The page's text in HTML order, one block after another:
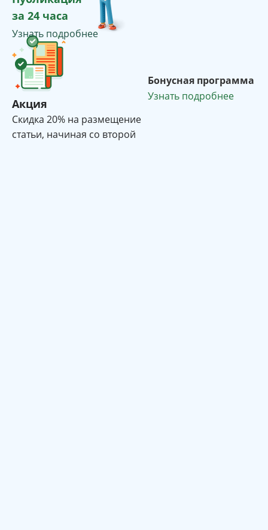
за 24 часа
Узнать подробнее
Акция
Cкидка 20% на размещение
статьи, начиная со второй
Бонусная программа
Узнать подробнее